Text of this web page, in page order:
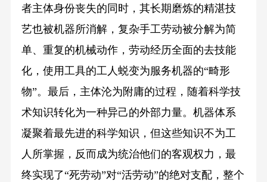
者主体身份丧失的同时，其长期磨炼的精湛技
艺也被机器所消解，复杂手工劳动被分解为简
单、重复的机械动作，劳动经历全面的去技能
化，使用工具的工人蜕变为服务机器的“畸形
物”。最后，主体沦为附庸的过程，随着科学技
术知识转化为一种异己的外部力量。机器体系
凝聚着最先进的科学知识，但这些知识不为工
人所掌握，反而成为统治他们的客观权力，最
终实现了“死劳动”对“活劳动”的绝对支配，整个